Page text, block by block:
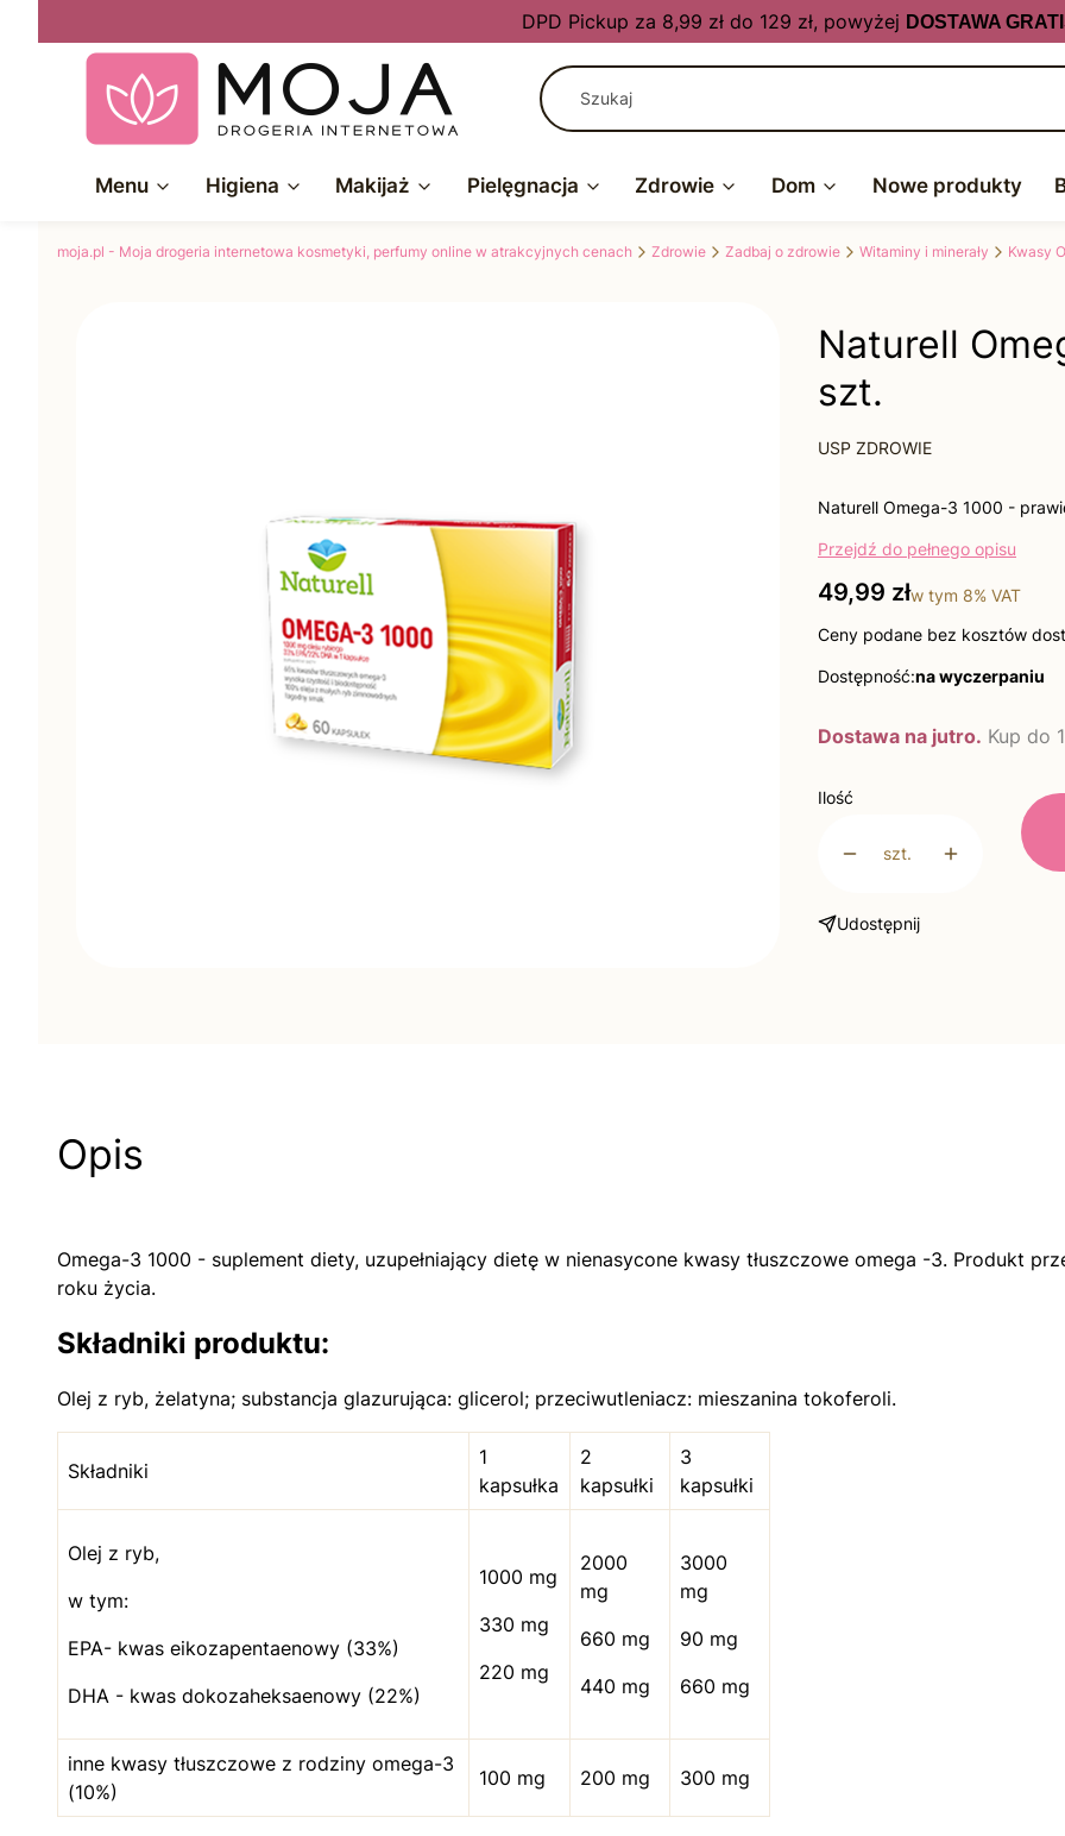
DPD Pickup za 8,99 zł do 129 zł, powyżej DOSTAWA
Menu Higiena Makijaż Pielęgnacja Zdrowie Dom Nowe produkty
moja.pl - Moja drogeria internetowa kosmetyki, perfumy online w atrakcyjnych cenach Zdrowie Zadbaj o zdrowie Witaminy i minerały Kwasy
Naturell
szt.
USP ZDROWIE
Naturell Omega-3 1000 -
Przejdź do pełnego opisu
Cena
49,99 złw tym 8% VAT
Ceny podane bez kosztów
Dostępność:na wyczerpaniu
Dostawa na jutro. Kup do
Ilość
szt.
Udostępnij
Opis
Omega-3 1000 - suplement diety, uzupełniający dietę w nienasycone kwasy tłuszczowe omega -3. Produkt
roku życia.
Składniki produktu:
Olej z ryb, żelatyna; substancja glazurująca: glicerol; przeciwutleniacz: mieszanina tokoferoli.
Składniki
1
kapsułka
2
kapsułki
3
kapsułki
Olej z ryb,
w tym:
EPA- kwas eikozapentaenowy (33%)
DHA - kwas dokozaheksaenowy (22%)
1000 mg
330 mg
220 mg
2000
mg
660 mg
440 mg
3000
mg
90 mg
660 mg
inne kwasy tłuszczowe z rodziny omega-3
(10%)
100 mg 200 mg 300 mg